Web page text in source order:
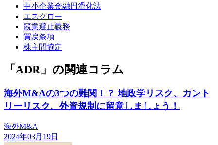
中小企業金融円滑化法
エスクロー
競業避止義務
買戻条項
株主間協定
「ADR」の関連コラム
海外M&Aの3つの難関！？ 地政学リスク、カント
リーリスク、外資規制に留意しましょう！
海外M&A
2024年03月19日